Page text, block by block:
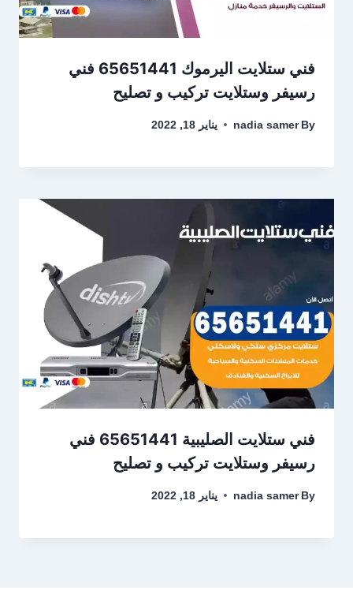
فني ستلايت اليرموك 65651441 فني
رسيفر وستلايت تركيب و تصليح
By
nadia samer يناير 18, 2022
فني ستلايت الصليبية 65651441 فني
رسيفر وستلايت تركيب و تصليح
By
nadia samer يناير 18, 2022